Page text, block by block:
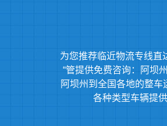
为您推荐临近物流专线直
“管提供免费咨询：阿坝
阿坝州到全国各地的整
各种类型车辆提